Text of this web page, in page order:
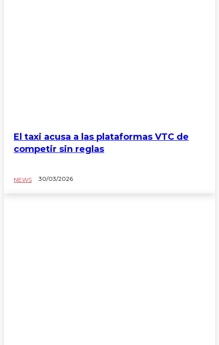
El taxi acusa a las plataformas VTC de
competir sin reglas
NEWS 30/03/2026